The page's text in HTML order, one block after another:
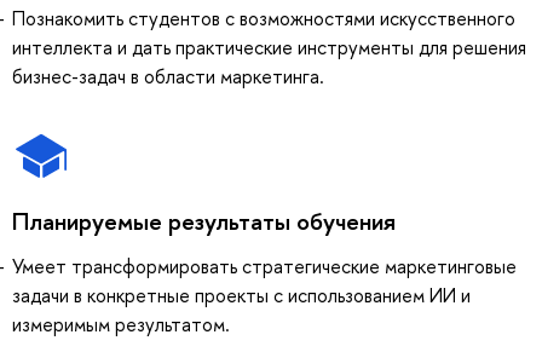
Познакомить студентов с возможностями искусственного
интеллекта и дать практические инструменты для решения
бизнес-задач в области маркетинга.
Планируемые результаты обучения
Умеет трансформировать стратегические маркетинговые
задачи в конкретные проекты с использованием ИИ и
измеримым результатом.